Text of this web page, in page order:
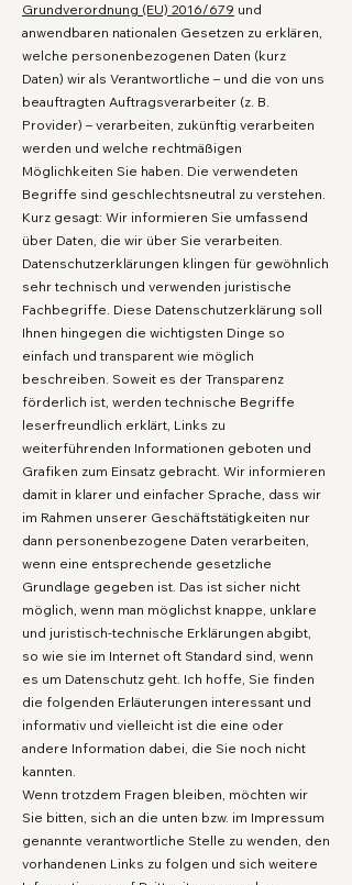
Grundverordnung (EU) 2016/679 und
anwendbaren nationalen Gesetzen zu erklären,
welche personenbezogenen Daten (kurz
Daten) wir als Verantwortliche – und die von uns
beauftragten Auftragsverarbeiter (z. B.
Provider) – verarbeiten, zukünftig verarbeiten
werden und welche rechtmäßigen
Möglichkeiten Sie haben. Die verwendeten
Begriffe sind geschlechtsneutral zu verstehen.
Kurz gesagt: Wir informieren Sie umfassend
über Daten, die wir über Sie verarbeiten.
Datenschutzerklärungen klingen für gewöhnlich
sehr technisch und verwenden juristische
Fachbegriffe. Diese Datenschutzerklärung soll
Ihnen hingegen die wichtigsten Dinge so
einfach und transparent wie möglich
beschreiben. Soweit es der Transparenz
förderlich ist, werden technische Begriffe
leserfreundlich erklärt, Links zu
weiterführenden Informationen geboten und
Grafiken zum Einsatz gebracht. Wir informieren
damit in klarer und einfacher Sprache, dass wir
im Rahmen unserer Geschäftstätigkeiten nur
dann personenbezogene Daten verarbeiten,
wenn eine entsprechende gesetzliche
Grundlage gegeben ist. Das ist sicher nicht
möglich, wenn man möglichst knappe, unklare
und juristisch-technische Erklärungen abgibt,
so wie sie im Internet oft Standard sind, wenn
es um Datenschutz geht. Ich hoffe, Sie finden
die folgenden Erläuterungen interessant und
informativ und vielleicht ist die eine oder
andere Information dabei, die Sie noch nicht
kannten.
Wenn trotzdem Fragen bleiben, möchten wir
Sie bitten, sich an die unten bzw. im Impressum
genannte verantwortliche Stelle zu wenden, den
vorhandenen Links zu folgen und sich weitere